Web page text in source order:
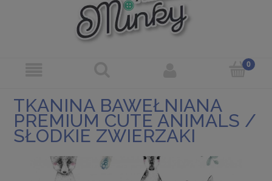
TKANINA BAWEŁNIANA
PREMIUM CUTE ANIMALS /
SŁODKIE ZWIERZAKI